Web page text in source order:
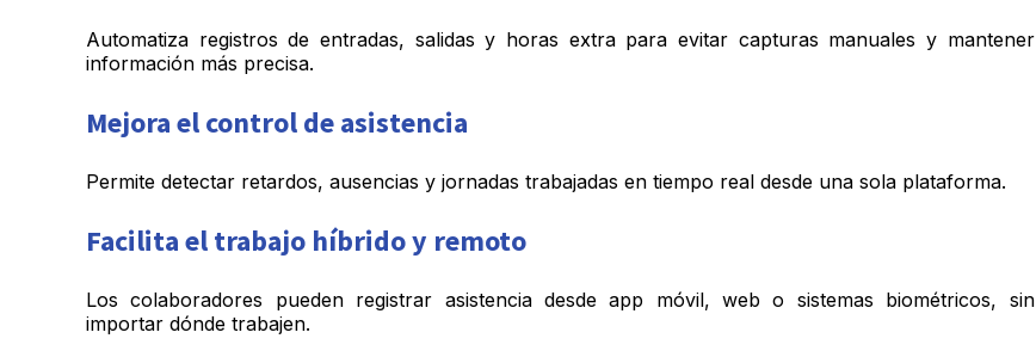
Automatiza registros de entradas, salidas y horas extra para evitar capturas manuales y mantener
información más precisa.
Mejora el control de asistencia
Permite detectar retardos, ausencias y jornadas trabajadas en tiempo real desde una sola plataforma.
Facilita el trabajo híbrido y remoto
Los colaboradores pueden registrar asistencia desde app móvil, web o sistemas biométricos, sin
importar dónde trabajen.